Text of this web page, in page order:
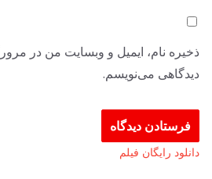
ذخیره نام، ایمیل و وبسایت من در
دیدگاهی می‌نویسم.
دانلود رايگان فيلم